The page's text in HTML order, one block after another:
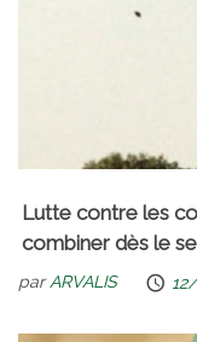
Lutte contre les
combiner dès le
parARVALIS